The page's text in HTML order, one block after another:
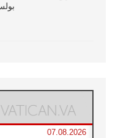
07.08.2026